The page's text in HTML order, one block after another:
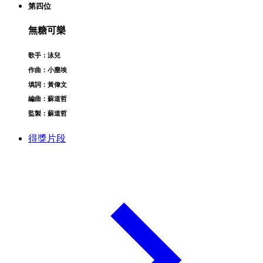
第四位
無糖可樂
歌手：泳兒
作曲：小塵埃
填詞：黃偉文
編曲：蘇道哲
監製：蘇道哲
得獎片段